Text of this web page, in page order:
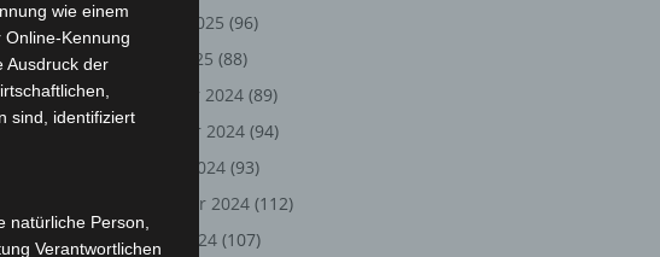
Februar 2025 (96)
Januar 2025 (88)
Dezember 2024 (89)
November 2024 (94)
Oktober 2024 (93)
September 2024 (112)
August 2024 (107)
wie einem
Kennung
Ausdruck der
sind, identifiziert
natürliche Person,
Verantwortlichen